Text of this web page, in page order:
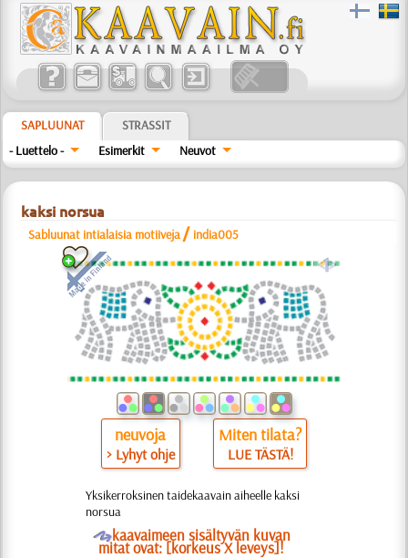
SAPLUUNAT
STRASSIT
- Luettelo -
Esimerkit Neuvot
kaksi norsua
Sabluunat intialaisia motiiveja / india005
a
neuvoja
> Lyhyt ohje
Miten tilata?
LUE TÄSTÄ!
Yksikerroksinen taidekaavain aiheelle kaksi
norsua
Okaavaimeen sisältyvän kuvan
mitat ovat: [korkeus X leveys]!